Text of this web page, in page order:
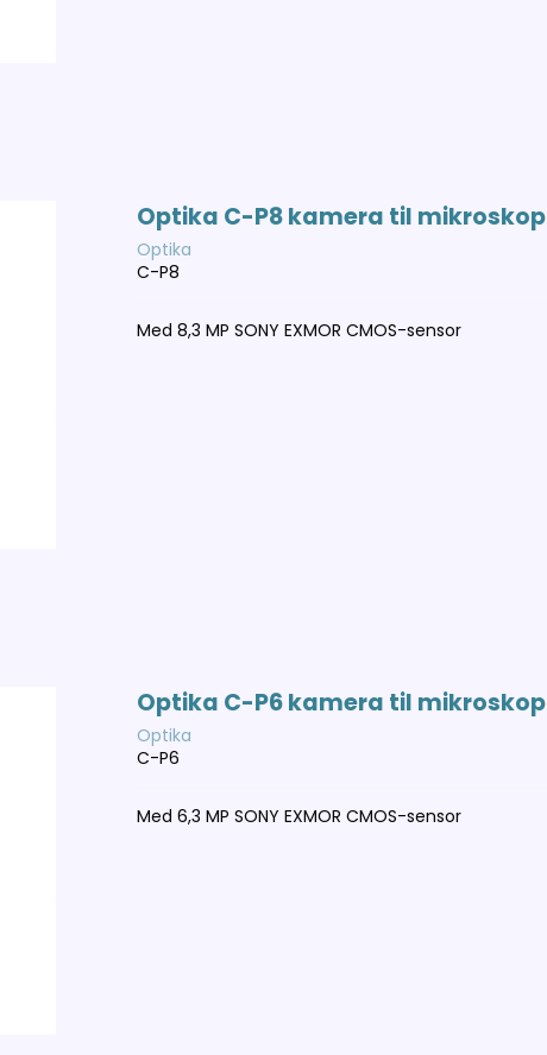
Optika C-P8 kamera til mikroskop
Optika
C-P8
Med 8,3 MP SONY EXMOR CMOS-sensor
Optika C-P6 kamera til mikroskop
Optika
C-P6
Med 6,3 MP SONY EXMOR CMOS-sensor